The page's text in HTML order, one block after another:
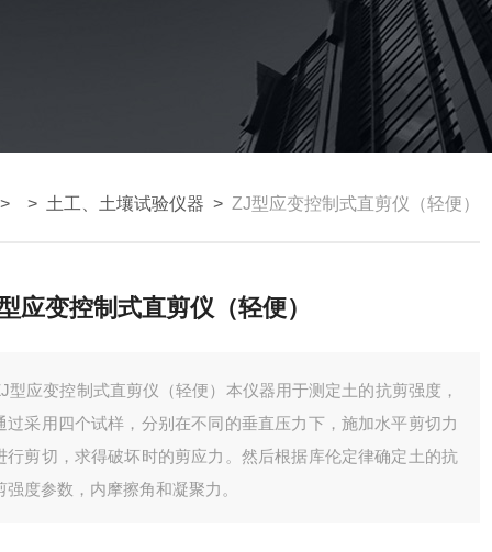
> 土工、土壤试验仪器 > ZJ型应变控制式直剪仪（轻便）
应变控制式直剪仪（轻便）
型应变控制式直剪仪（轻便）本仪器用于测定土的抗剪强度，
过采用四个试样，分别在不同的垂直压力下，施加水平剪切力
行剪切，求得破坏时的剪应力。然后根据库伦定律确定土的抗
强度参数，内摩擦角和凝聚力。